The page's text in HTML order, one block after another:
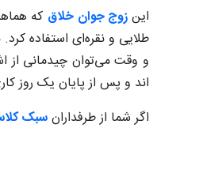
اینزوج جوان خلاق که
طلایی و نقره‌ای استفاده
و وقت می‌توان چیدمانی از
اند و پس از پایان یک روز
اگر شما از طرفدارانسبک